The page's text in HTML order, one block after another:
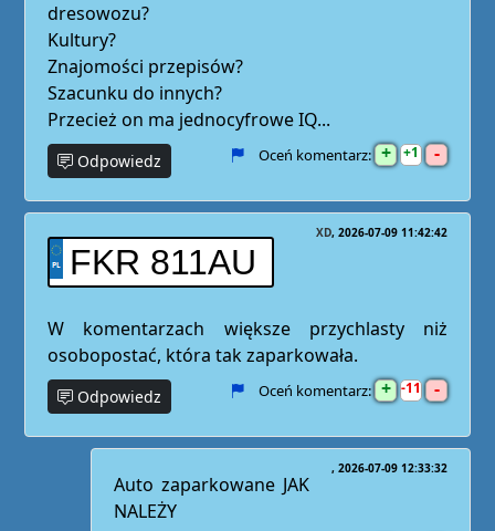
dresowozu?
Kultury?
Znajomości przepisów?
Szacunku do innych?
Przecież on ma jednocyfrowe IQ...
Odpowiedz Oceń komentarz: + 1 -
FKR 811AU
XD 2026-07-09 11:42:42
W komentarzach większe przychlasty niż
osobopostać, która tak zaparkowała.
Odpowiedz Oceń komentarz: + 11 -
2026-07-09 12:33:32
Auto zaparkowane JAK
NALEŻY